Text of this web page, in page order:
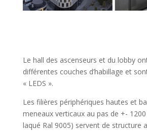
Le hall des ascenseurs et du lobby
différentes couches d’habillage et
« LEDS ».
Les filières périphériques hautes et
meneaux verticaux au pas de +-
laqué Ral 9005) servent de structure